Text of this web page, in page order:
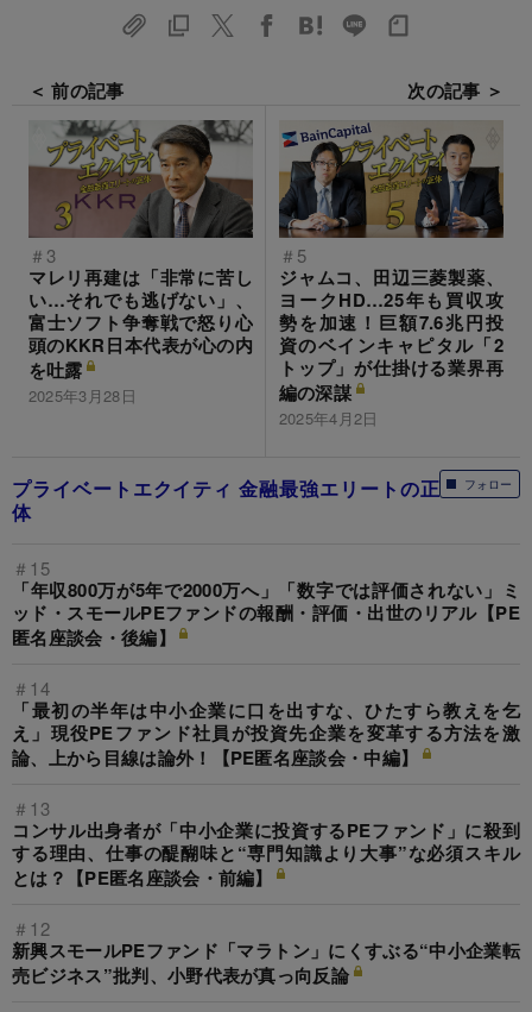
＜ 前の記事
＃3
マレリ再建は「非常に苦し
い…それでも逃げない」、
富士ソフト争奪戦で怒り心
頭のKKR日本代表が心の内
を吐露
2025年3月28日
次の記事 ＞
＃5
ジャムコ、田辺三菱製薬、
ヨークHD…25年も買収攻
勢を加速！巨額7.6兆円投
資のベインキャピタル「2
トップ」が仕掛ける業界再
編の深謀
2025年4月2日
フォロー
プライベートエクイティ 金融最強エリートの正
体
＃15
「年収800万が5年で2000万へ」「数字では評価されない」ミ
ッド・スモールPEファンドの報酬・評価・出世のリアル【PE
匿名座談会・後編】
＃14
「最初の半年は中小企業に口を出すな、ひたすら教えを乞
え」現役PEファンド社員が投資先企業を変革する方法を激
論、上から目線は論外！【PE匿名座談会・中編】
＃13
コンサル出身者が「中小企業に投資するPEファンド」に殺到
する理由、仕事の醍醐味と“専門知識より大事”な必須スキル
とは？【PE匿名座談会・前編】
＃12
新興スモールPEファンド「マラトン」にくすぶる“中小企業転
売ビジネス”批判、小野代表が真っ向反論